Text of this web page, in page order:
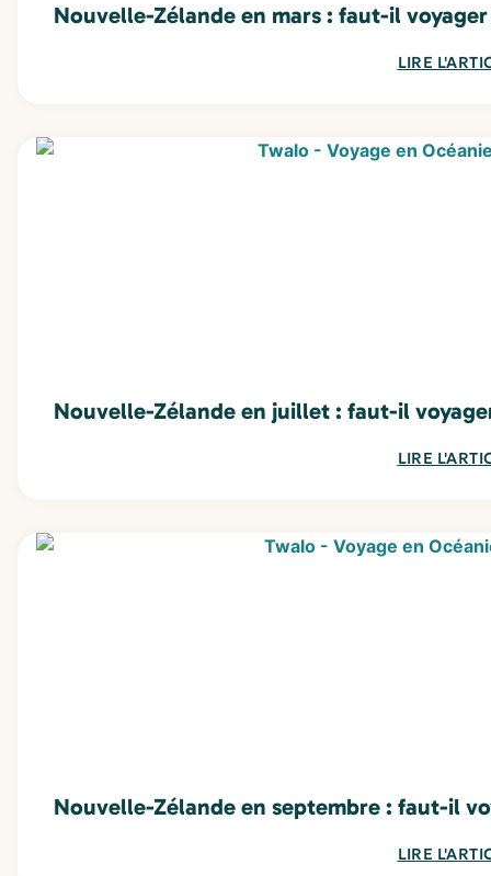
Nouvelle-Zélande en mars : faut-il
LIRE
Nouvelle-Zélande en juillet : faut-il
LIRE
Nouvelle-Zélande en septembre : faut-il
LIRE